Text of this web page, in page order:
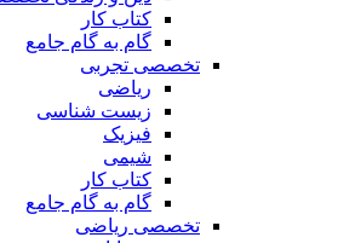
کتاب کار
گام به گام جامع
تخصصی تجربی
ریاضی
زیست شناسی
فیزیک
شیمی
کتاب کار
گام به گام جامع
تخصصی ریاضی